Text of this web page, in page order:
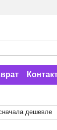
дешевле